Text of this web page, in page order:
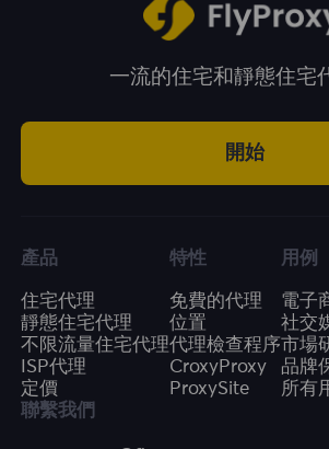
一流的住宅和靜態住宅
開始
產品
住宅代理
靜態住宅代理
不限流量住宅代理
ISP代理
定價
特性
免費的代理
位置
代理檢查程序
CroxyProxy
ProxySite
用例
電子
社交
市場
品牌
所有
聯繫我們